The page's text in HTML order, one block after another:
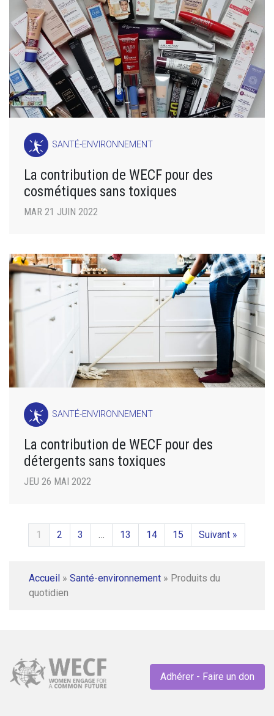
SANTÉ-ENVIRONNEMENT
La contribution de WECF pour des
cosmétiques sans toxiques
MAR 21 JUIN 2022
SANTÉ-ENVIRONNEMENT
La contribution de WECF pour des
détergents sans toxiques
JEU 26 MAI 2022
1 2 3 … 13 14 15 Suivant »
Accueil » Santé-environnement » Produits du
quotidien
Adhérer - Faire un don